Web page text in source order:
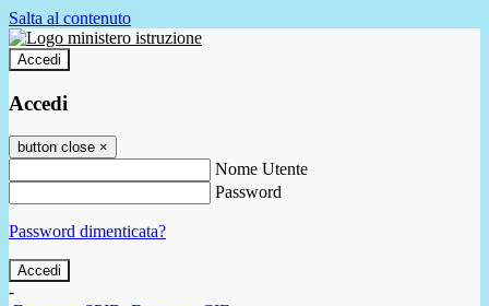
Salta al contenuto
Accedi
Accedi
button close ×
Nome Utente
Password
Password dimenticata?
-